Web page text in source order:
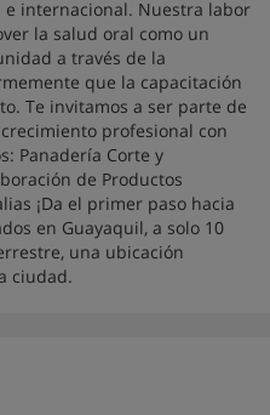
internacional. Nuestra labor
la salud oral como un
a través de la
que la capacitación
Te invitamos a ser parte de
profesional con
Panadería Corte y
de Productos
¡Da el primer paso hacia
en Guayaquil, a solo 10
una ubicación
ciudad.